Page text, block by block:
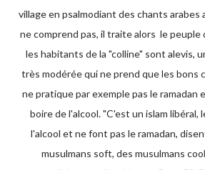
village en psalmodiant des chants arabes
ne comprend pas, il traite alors le
les habitants de la "colline" sont alevis,
très modérée qui ne prend que les bons
ne pratique par exemple pas le ramadan
boire de l'alcool. "C'est un islam libéral,
l'alcool et ne font pas le ramadan,
musulmans soft, des musulmans